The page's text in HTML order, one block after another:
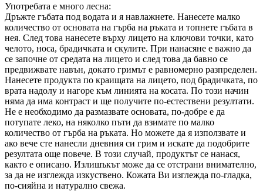
Употребата е много лесна:
Дръжте гъбата под водата и я навлажнете. Нанесете малко
количество от основата на гърба на ръката и топнете гъбата в
нея. След това нанесете върху лицето на ключови точки, като
челото, носа, брадичката и скулите. При нанасяне е важно да
се започне от средата на лицето и след това да бавно се
предвижвате навън, докато гримът е равномерно разпределен.
Нанесете продукта по краищата на лицето, под брадичката, по
врата надолу и нагоре към линията на косата. По този начин
няма да има контраст и ще получите по-естествени резултати.
Не е необходимо да размазвате основата, по-добре е да
потупате леко, на няколко пъти да взимате по малко
количество от гърба на ръката. Но можете да я използвате и
ако вече сте нанесли дневния си грим и искате да подобрите
резултата още повече. В този случай, продуктът се нанася,
както е описано. Излишъкът може да се отстрани внимателно,
за да не изглежда изкуствено. Кожата Ви изглежда по-гладка,
по-сияйна и натурално свежа.